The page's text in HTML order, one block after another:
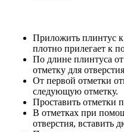
Приложить плинтус к
плотно прилегает к
По длине плинтуса от
отметку для
От первой отметки
следующую отметку.
Проставить отметки
В отметках при
отверстия, вставить